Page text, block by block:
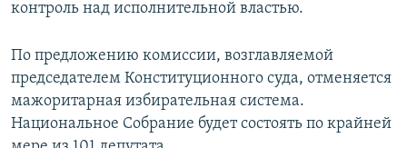
контроль над исполнительной властью.
По предложению комиссии, возглавляемой
председателем Конституционного суда, отменяется
мажоритарная избирательная система.
Национальное Собрание будет состоять по крайней